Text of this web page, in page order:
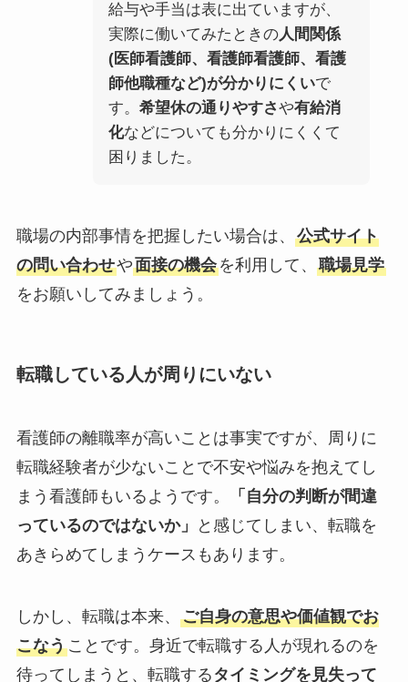
給与や手当は表に出ていますが、
実際に働いてみたときの人間関係
(医師看護師、看護師看護師、看護
師他職種など)が分かりにくいで
す。 希望休の通りやすさや有給消
化などについても分かりにくくて
困りました。
職場の内部事情を把握したい場合は、 公式サイト
の問い合わせや面接の機会を利用して、 職場見学
をお願いしてみましょう。
転職している人が周りにいない
看護師の離職率が高いことは事実ですが、周りに
転職経験者が少ないことで不安や悩みを抱えてし
まう看護師もいるようです。
「自分の判断が間違
っているのではないか」
と感じてしまい、転職を
あきらめてしまうケースもあります。
しかし、転職は本来、 ご自身の意思や価値観でお
こなうことです。身近で転職する人が現れるのを
待ってしまうと、転職する タイミングを見失って